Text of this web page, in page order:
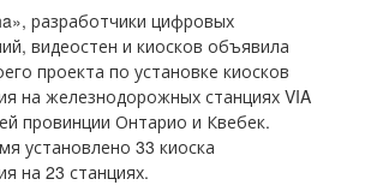
разработчики цифровых
видеостен и киосков объявила
проекта по установке киосков
на железнодорожных станциях VIA
провинции Онтарио и Квебек.
установлено 33 киоска
на 23 станциях.